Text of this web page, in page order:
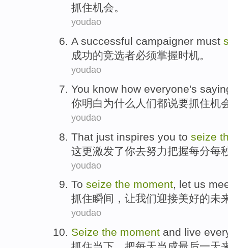
抓住机会。
youdao
A successful campaigner must
成功的竞选者必须掌握时机。
youdao
You know how everyone's
你明白为什么 人们都说要抓住机
youdao
That just inspires you to seize
这更激发了你去努力把握每分每
youdao
To seize the moment, let us
抓住瞬间 ， 让我们迎接美好的未
youdao
Seize the moment and live